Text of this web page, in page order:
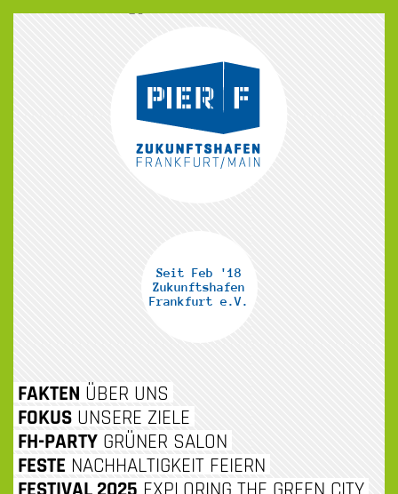
Seit Feb '18
Zukunftshafen
Frankfurt e.V.
ZUM
INHALT
SPRINGEN
FAKTEN ÜBER UNS
FOKUS UNSERE ZIELE
FH-PARTY GRÜNER SALON
FESTE NACHHALTIGKEIT FEIERN